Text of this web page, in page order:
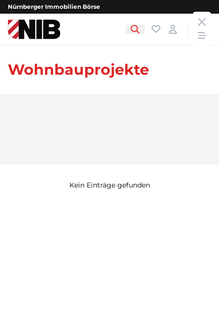
Nürnberger Immobilien Börse
NIB - Nürnberger Immobilien Börse Favoriten
Login
Wohnbauprojekte
Kein Einträge gefunden